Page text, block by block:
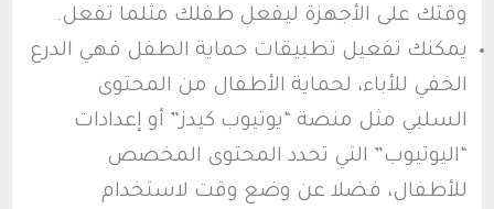
وقتك على الأجهزة ليفعل طفلك مثلما تفعل.
يمكنك تفعيل تطبيقات حماية الطفل فهي الدرع
الخفي للأباء، لحماية الأطفال من المحتوى
السلبي مثل منصة “يوتيوب كيدز” أو إعدادات
“اليوتيوب” التي تحدد المحتوى المخصص
للأطفال، فضلا عن وضع وقت لاستخدام